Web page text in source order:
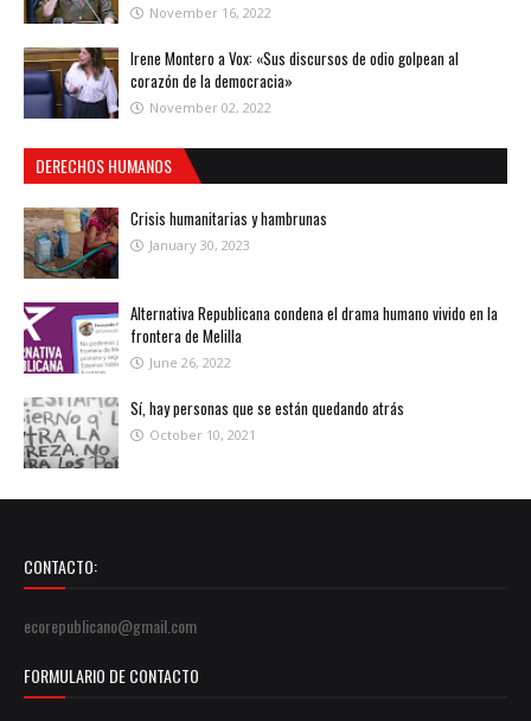
November 16, 2022
Irene Montero a Vox: «Sus discursos de odio golpean al
corazón de la democracia»
November 02, 2022
DERECHOS HUMANOS
Crisis humanitarias y hambrunas
January 30, 2023
Alternativa Republicana condena el drama humano vivido en la
frontera de Melilla
June 26, 2022
Sí, hay personas que se están quedando atrás
October 10, 2021
CONTACTO:
ecorepublicano@gmail.com
FORMULARIO DE CONTACTO